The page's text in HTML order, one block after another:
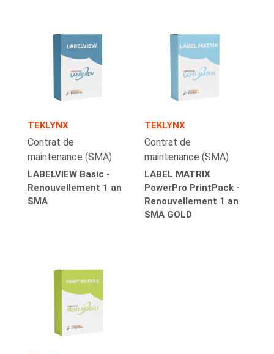
TEKLYNX
Contrat de
maintenance (SMA)
LABELVIEW Basic -
Renouvellement 1 an
SMA
TEKLYNX
Contrat de
maintenance (SMA)
LABEL MATRIX
PowerPro PrintPack -
Renouvellement 1 an
SMA GOLD